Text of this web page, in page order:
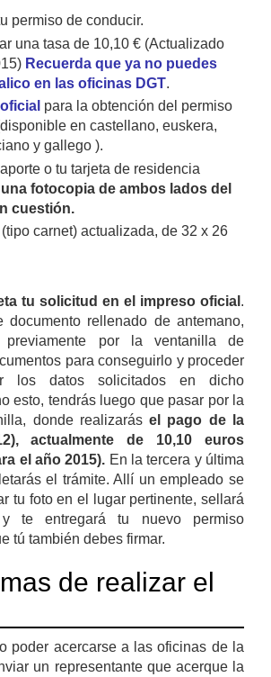
permiso de conducir.
una tasa de 10,10 € (Actualizado
Recuerda que ya no puedes
en las oficinas DGT.
para la obtención del permiso
en castellano, euskera,
y gallego ).
o tu tarjeta de residencia
una fotocopia de ambos lados del
cuestión.
carnet) actualizada, de 32 x 26
tu solicitud en el impreso oficial .
documento rellenado de antemano,
previamente por la ventanilla de
para conseguirlo y proceder
los datos solicitados en dicho
esto, tendrás luego que pasar por la
donde realizarásel pago de la
actualmente de 10,10 euros
el año 2015). En la tercera y última
el trámite. Allí un empleado se
tu foto en el lugar pertinente, sellará
te entregará tu nuevo permiso
tú también debes firmar.
de realizar el
poder acercarse a las oficinas de la
un representante que acerque la